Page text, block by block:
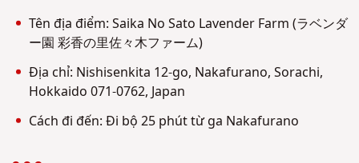
Tên địa điểm: Saika No Sato Lavender Farm (ラベンダ
ー園 彩香の里佐々木ファーム)
Địa chỉ: Nishisenkita 12-go, Nakafurano, Sorachi,
Hokkaido 071-0762, Japan
Cách đi đến: Đi bộ 25 phút từ ga Nakafurano